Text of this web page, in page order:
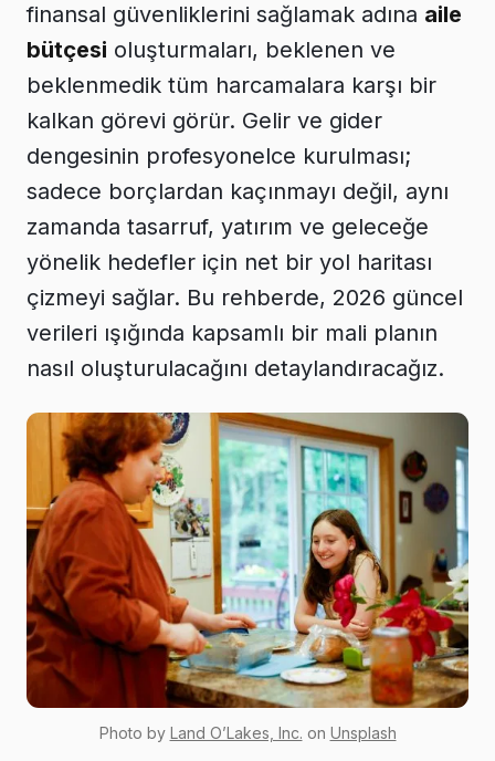
finansal güvenliklerini sağlamak adına aile
bütçesi oluşturmaları, beklenen ve
beklenmedik tüm harcamalara karşı bir
kalkan görevi görür. Gelir ve gider
dengesinin profesyonelce kurulması;
sadece borçlardan kaçınmayı değil, aynı
zamanda tasarruf, yatırım ve geleceğe
yönelik hedefler için net bir yol haritası
çizmeyi sağlar. Bu rehberde, 2026 güncel
verileri ışığında kapsamlı bir mali planın
nasıl oluşturulacağını detaylandıracağız.
Photo by Land O’Lakes, Inc. on Unsplash